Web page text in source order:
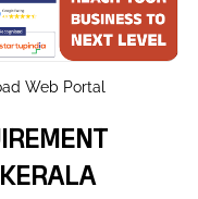
Web Portal